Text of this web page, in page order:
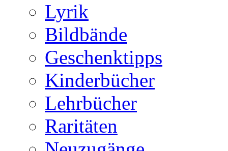
Lyrik
Bildbände
Geschenktipps
Kinderbücher
Lehrbücher
Raritäten